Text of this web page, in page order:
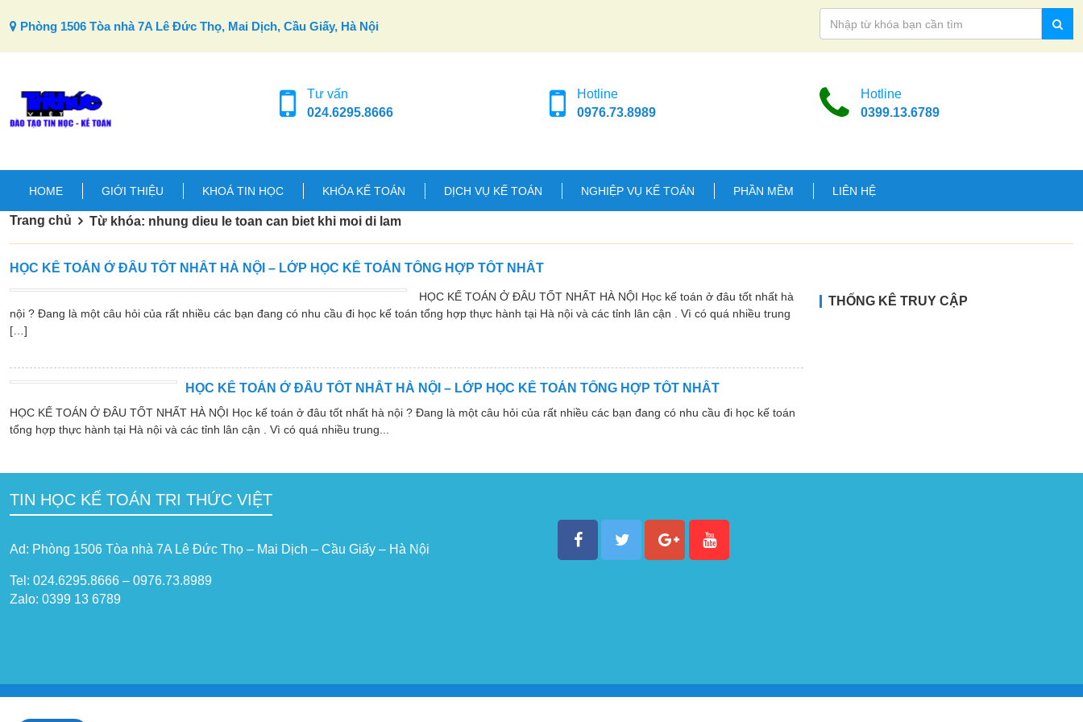
Phòng 1506 Tòa nhà 7A Lê Đức Thọ, Mai Dịch, Cầu Giấy, Hà Nội
Tư vấn
024.6295.8666
Hotline
0976.73.8989
Hotline
0399.13.6789
HOME GIỚI THIỆU KHOÁ TIN HỌC KHÓA KẾ TOÁN DỊCH VỤ KẾ TOÁN NGHIỆP VỤ KẾ TOÁN PHẦN MỀM LIÊN HỆ
Trang chủ Từ khóa: nhung dieu le toan can biet khi moi di lam
HỌC KẾ TOÁN Ở ĐÂU TỐT NHẤT HÀ NỘI – LỚP HỌC KẾ TOÁN TỔNG HỢP TỐT NHẤT
HỌC KẾ TOÁN Ở ĐÂU TỐT NHẤT HÀ NỘI Học kế toán ở đâu tốt nhất hà
nội ? Đang là một câu hỏi của rất nhiều các bạn đang có nhu cầu đi học kế toán tổng hợp thực hành tại Hà nội và các tỉnh lân cận . Vì có quá nhiều trung
[…]
HỌC KẾ TOÁN Ở ĐÂU TỐT NHẤT HÀ NỘI – LỚP HỌC KẾ TOÁN TỔNG HỢP TỐT NHẤT
HỌC KẾ TOÁN Ở ĐÂU TỐT NHẤT HÀ NỘI Học kế toán ở đâu tốt nhất hà nội ? Đang là một câu hỏi của rất nhiều các bạn đang có nhu cầu đi học kế toán
tổng hợp thực hành tại Hà nội và các tỉnh lân cận . Vì có quá nhiều trung...
THỐNG KÊ TRUY CẬP
TIN HỌC KẾ TOÁN TRI THỨC VIỆT
Ad: Phòng 1506 Tòa nhà 7A Lê Đức Thọ – Mai Dịch – Cầu Giấy – Hà Nội
Tel: 024.6295.8666 – 0976.73.8989
Zalo: 0399 13 6789